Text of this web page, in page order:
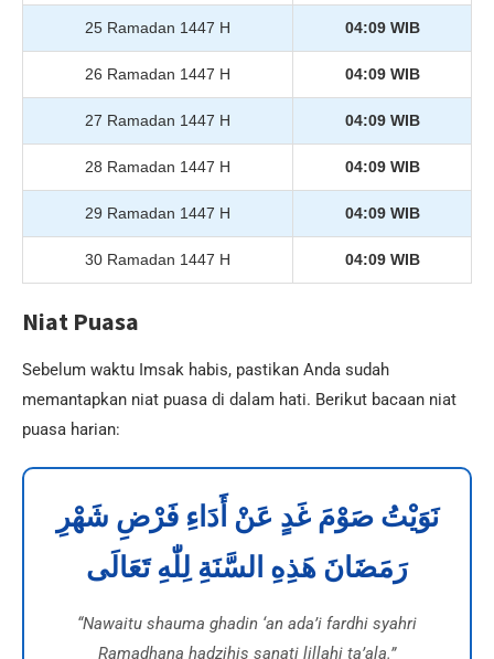
25 Ramadan 1447 H 04:09 WIB
26 Ramadan 1447 H 04:09 WIB
27 Ramadan 1447 H 04:09 WIB
28 Ramadan 1447 H 04:09 WIB
29 Ramadan 1447 H 04:09 WIB
30 Ramadan 1447 H 04:09 WIB
Niat Puasa
Sebelum waktu Imsak habis, pastikan Anda sudah
memantapkan niat puasa di dalam hati. Berikut bacaan niat
puasa harian:
نَوَيْتُ صَوْمَ غَدٍ عَنْ أَدَاءِ فَرْضِ شَهْرِ
رَمَضَانَ هَذِهِ السَّنَةِ لِلّٰهِ تَعَالَى
“Nawaitu shauma ghadin ‘an ada’i fardhi syahri
Ramadhana hadzihis sanati lillahi ta’ala.”